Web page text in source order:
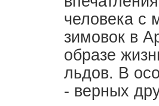
человека с
зимовок в
образе
льдов. В
- верных